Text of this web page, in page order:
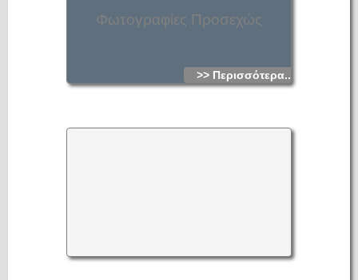
Φωτογραφίες Προσεχώς
>> Περισσότερα...